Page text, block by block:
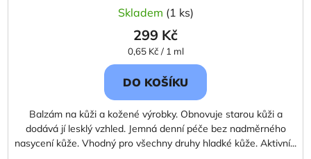
Skladem (1 ks)
299 Kč
Měrná
cena:
0,65 Kč / 1 ml
DO KOŠÍKU
Balzám na kůži a kožené výrobky. Obnovuje starou kůži a
dodává jí lesklý vzhled. Jemná denní péče bez nadměrného
nasycení kůže. Vhodný pro všechny druhy hladké kůže. Aktivní...